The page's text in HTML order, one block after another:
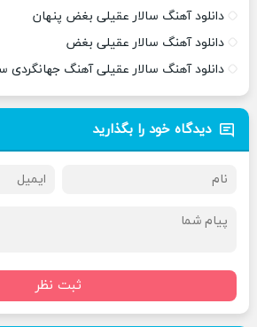
دانلود آهنگ سالار عقیلی بغض پنهان
دانلود آهنگ سالار عقیلی بغض
دانلود آهنگ سالار عقیلی آهنگ
دیدگاه خود را بگذارید
ثبت نظر